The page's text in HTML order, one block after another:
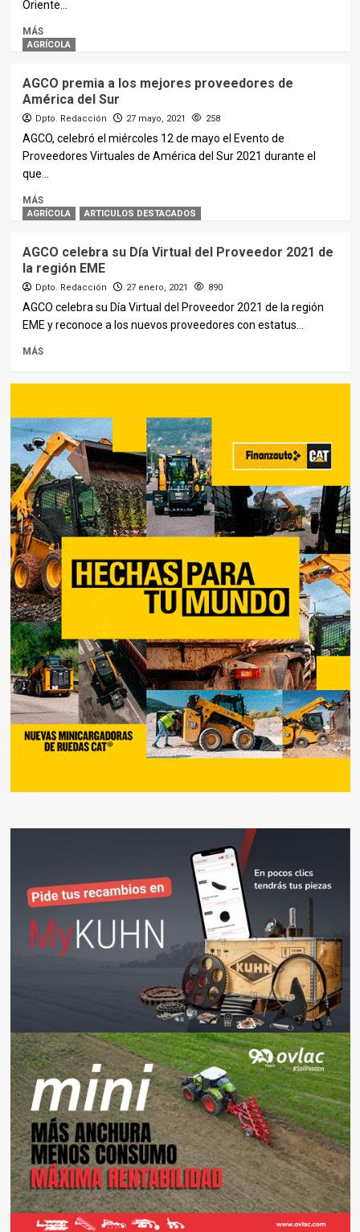
Oriente...
MÁS
AGRÍCOLA
AGCO premia a los mejores proveedores de
América del Sur
Dpto. Redacción 27 mayo, 2021 258
AGCO, celebró el miércoles 12 de mayo el Evento de
Proveedores Virtuales de América del Sur 2021 durante el
que...
MÁS
AGRÍCOLA ARTICULOS DESTACADOS
AGCO celebra su Día Virtual del Proveedor 2021 de
la región EME
Dpto. Redacción 27 enero, 2021 890
AGCO celebra su Día Virtual del Proveedor 2021 de la región
EME y reconoce a los nuevos proveedores con estatus...
MÁS